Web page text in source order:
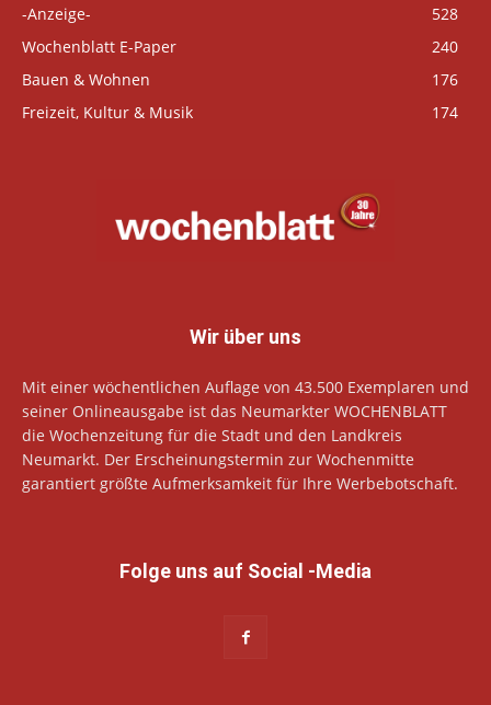
-Anzeige-
528
Wochenblatt E-Paper
240
Bauen & Wohnen
176
Freizeit, Kultur & Musik
174
Wir über uns
Mit einer wöchentlichen Auflage von 43.500 Exemplaren und
seiner Onlineausgabe ist das Neumarkter WOCHENBLATT
die Wochenzeitung für die Stadt und den Landkreis
Neumarkt. Der Erscheinungstermin zur Wochenmitte
garantiert größte Aufmerksamkeit für Ihre Werbebotschaft.
Folge uns auf Social -Media